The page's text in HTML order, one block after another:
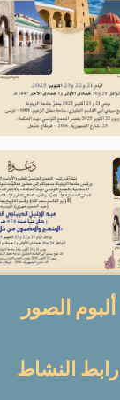
ألبوم الصور
رابط النشاط